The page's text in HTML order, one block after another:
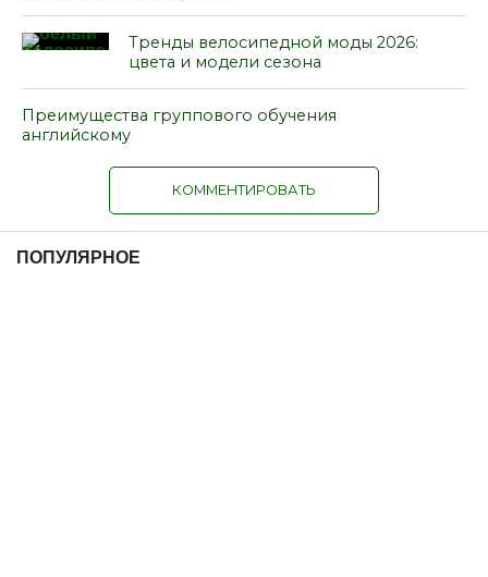
Тренды велосипедной моды 2026:
цвета и модели сезона
Преимущества группового обучения
английскому
КОММЕНТИРОВАТЬ
ПОПУЛЯРНОЕ